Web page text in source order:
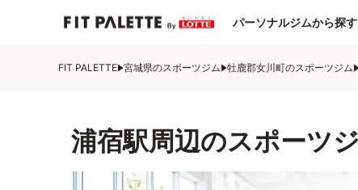
パーソナルジムから探す
FIT PALETTE 宮城県のスポーツジム 牡鹿郡女川町のスポーツジム
浦宿駅周辺のスポーツ